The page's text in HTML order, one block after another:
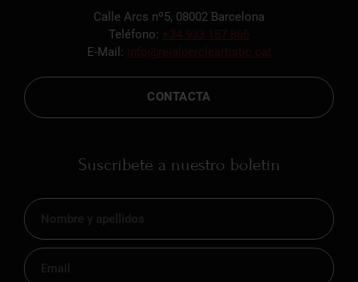
Calle Arcs nº5, 08002 Barcelona
Teléfono: +34 933 187 866
E-Mail: info@reialcercleartistic.cat
CONTACTA
Suscríbete a nuestro boletín